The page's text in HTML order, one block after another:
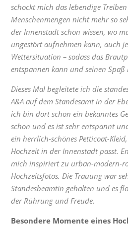
schockt mich das lebendige
Menschenmengen nicht mehr so
der Innenstadt schon wissen, wo
ungestört aufnehmen kann, auch
Wettersituation – sodass das
entspannen kann und seinen Spaß
Dieses Mal begleitete ich die
A&A auf dem Standesamt in der
ich bin dort schon ein bekanntes
schon und es ist sehr entspannt
ein herrlich-schönes Petticoat-
Hochzeit in der Innenstadt passt.
mich inspiriert zu urban-modern-
Hochzeitsfotos. Die Trauung war
Standesbeamtin gehalten und es
der Rührung und Freude.
Besondere Momente eines